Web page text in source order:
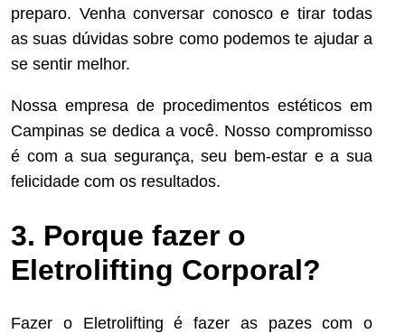
preparo. Venha conversar conosco e tirar todas
as suas dúvidas sobre como podemos te ajudar a
se sentir melhor.
Nossa empresa de procedimentos estéticos em
Campinas se dedica a você. Nosso compromisso
é com a sua segurança, seu bem-estar e a sua
felicidade com os resultados.
3. Porque fazer o
Eletrolifting Corporal?
Fazer o Eletrolifting é fazer as pazes com o